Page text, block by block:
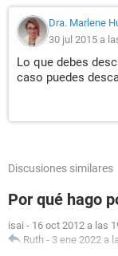
Dra. Marlene
30 jul 2015 a
Lo que debes
caso puedes
Discusiones similares
Por qué hago
isai - 16 oct 2012 a las
Ruth - 3 ene 2022 a